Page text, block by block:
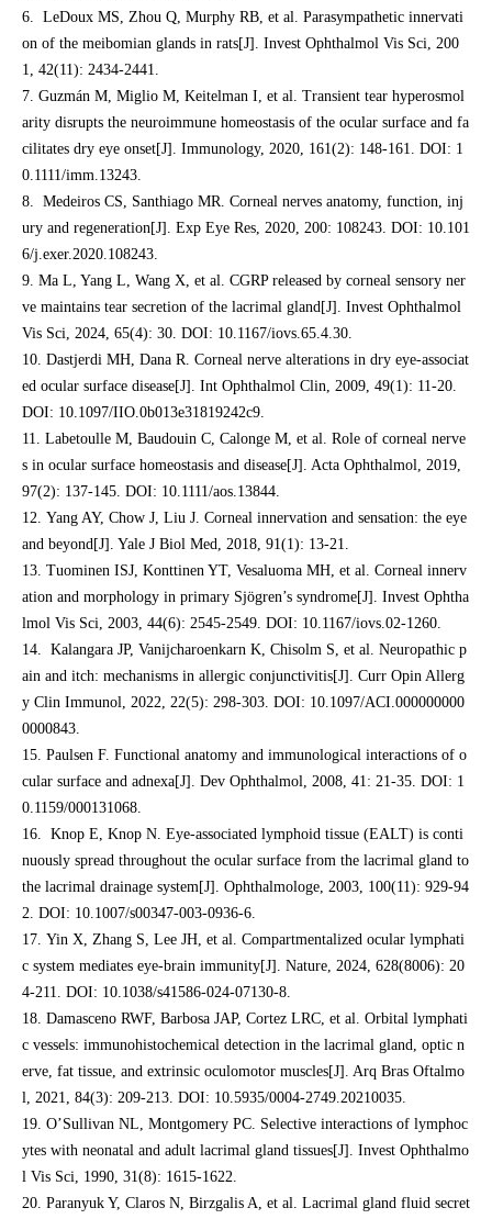
6. LeDoux MS, Zhou Q, Murphy RB, et al. Parasympathetic innervati
on of the meibomian glands in rats[J]. Invest Ophthalmol Vis Sci, 200
1, 42(11): 2434-2441.
7. Guzmán M, Miglio M, Keitelman I, et al. Transient tear hyperosmol
arity disrupts the neuroimmune homeostasis of the ocular surface and fa
cilitates dry eye onset[J]. Immunology, 2020, 161(2): 148-161. DOI: 1
0.1111/imm.13243.
8. Medeiros CS, Santhiago MR. Corneal nerves anatomy, function, inj
ury and regeneration[J]. Exp Eye Res, 2020, 200: 108243. DOI: 10.101
6/j.exer.2020.108243.
9. Ma L, Yang L, Wang X, et al. CGRP released by corneal sensory ner
ve maintains tear secretion of the lacrimal gland[J]. Invest Ophthalmol
Vis Sci, 2024, 65(4): 30. DOI: 10.1167/iovs.65.4.30.
10. Dastjerdi MH, Dana R. Corneal nerve alterations in dry eye-associat
ed ocular surface disease[J]. Int Ophthalmol Clin, 2009, 49(1): 11-20.
DOI: 10.1097/IIO.0b013e31819242c9.
11. Labetoulle M, Baudouin C, Calonge M, et al. Role of corneal nerve
s in ocular surface homeostasis and disease[J]. Acta Ophthalmol, 2019,
97(2): 137-145. DOI: 10.1111/aos.13844.
12. Yang AY, Chow J, Liu J. Corneal innervation and sensation: the eye
and beyond[J]. Yale J Biol Med, 2018, 91(1): 13-21.
13. Tuominen ISJ, Konttinen YT, Vesaluoma MH, et al. Corneal innerv
ation and morphology in primary Sjögren’s syndrome[J]. Invest Ophtha
lmol Vis Sci, 2003, 44(6): 2545-2549. DOI: 10.1167/iovs.02-1260.
14. Kalangara JP, Vanijcharoenkarn K, Chisolm S, et al. Neuropathic p
ain and itch: mechanisms in allergic conjunctivitis[J]. Curr Opin Allerg
y Clin Immunol, 2022, 22(5): 298-303. DOI: 10.1097/ACI.000000000
0000843.
15. Paulsen F. Functional anatomy and immunological interactions of o
cular surface and adnexa[J]. Dev Ophthalmol, 2008, 41: 21-35. DOI: 1
0.1159/000131068.
16. Knop E, Knop N. Eye-associated lymphoid tissue (EALT) is conti
nuously spread throughout the ocular surface from the lacrimal gland to
the lacrimal drainage system[J]. Ophthalmologe, 2003, 100(11): 929-94
2. DOI: 10.1007/s00347-003-0936-6.
17. Yin X, Zhang S, Lee JH, et al. Compartmentalized ocular lymphati
c system mediates eye-brain immunity[J]. Nature, 2024, 628(8006): 20
4-211. DOI: 10.1038/s41586-024-07130-8.
18. Damasceno RWF, Barbosa JAP, Cortez LRC, et al. Orbital lymphati
c vessels: immunohistochemical detection in the lacrimal gland, optic n
erve, fat tissue, and extrinsic oculomotor muscles[J]. Arq Bras Oftalmo
l, 2021, 84(3): 209-213. DOI: 10.5935/0004-2749.20210035.
19. O’Sullivan NL, Montgomery PC. Selective interactions of lymphoc
ytes with neonatal and adult lacrimal gland tissues[J]. Invest Ophthalmo
l Vis Sci, 1990, 31(8): 1615-1622.
20. Paranyuk Y, Claros N, Birzgalis A, et al. Lacrimal gland fluid secret